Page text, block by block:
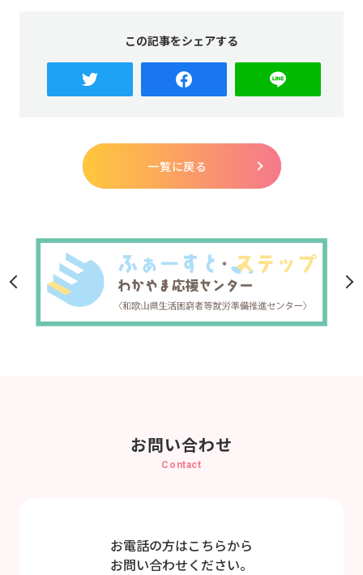
この記事をシェアする
一覧に戻る
お問い合わせ
Contact
お電話の方はこちらから
お問い合わせください。